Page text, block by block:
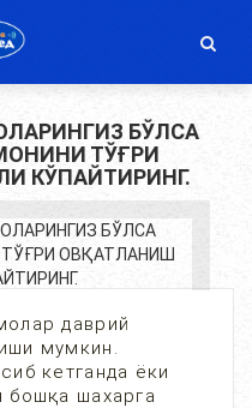
БЎЛСА
ТЎҒРИ
КЎПАЙТИРИНГ.
даврий
мумкин.
кетганда ёки
бошқа шахарга